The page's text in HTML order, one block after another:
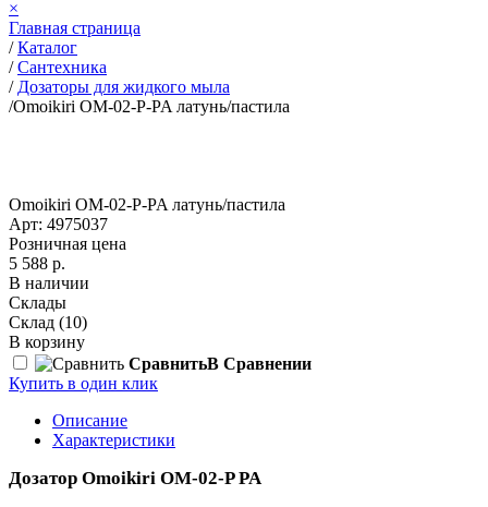
×
Главная страница
/ Каталог
/ Сантехника
/ Дозаторы для жидкого мыла
/Omoikiri ОМ-02-P-PA латунь/пастила
Omoikiri ОМ-02-P-PA латунь/пастила
Арт: 4975037
Розничная цена
5 588 р.
В наличии
Склады
Склад (10)
В корзину
СравнитьВ Сравнении
Купить в один клик
Описание
Характеристики
Дозатор Omoikiri OM-02-P PA